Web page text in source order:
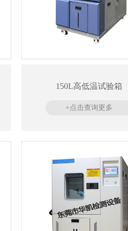
150L高低温试验箱
+点击查询更多